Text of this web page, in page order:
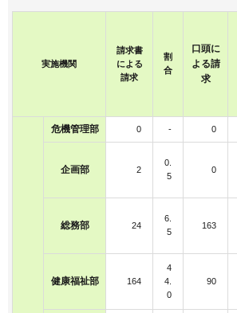
実施機関
請求書
による
請求
割
合
口頭に
よる請
求
危機管理部 0 - 0
企画部 2
0.
5
0
総務部 24
6.
5
163
健康福祉部 164
4
4.
0
90